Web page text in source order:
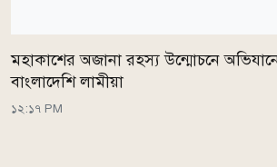
মহাকাশের অজানা রহস্য উন্মোচনে
বাংলাদেশি লামীয়া
১২:১৭ PM